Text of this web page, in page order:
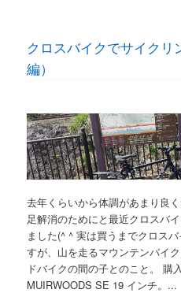
クロスバイクでサイク
編）
去年くらいから体調があまり良
足解消のためにと最近クロスバ
ました(^ ^ 実は買うまでクロス
すが、山を走るマウンテンバイ
ドバイクの間の子とのこと。 購
MUIRWOODS SE 19 インチ。...